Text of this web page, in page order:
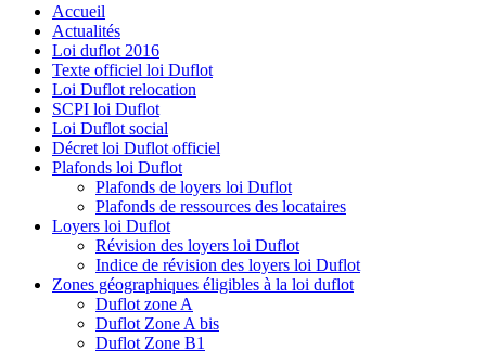
Accueil
Actualités
Loi duflot 2016
Texte officiel loi Duflot
Loi Duflot relocation
SCPI loi Duflot
Loi Duflot social
Décret loi Duflot officiel
Plafonds loi Duflot
Plafonds de loyers loi Duflot
Plafonds de ressources des locataires
Loyers loi Duflot
Révision des loyers loi Duflot
Indice de révision des loyers loi Duflot
Zones géographiques éligibles à la loi duflot
Duflot zone A
Duflot Zone A bis
Duflot Zone B1